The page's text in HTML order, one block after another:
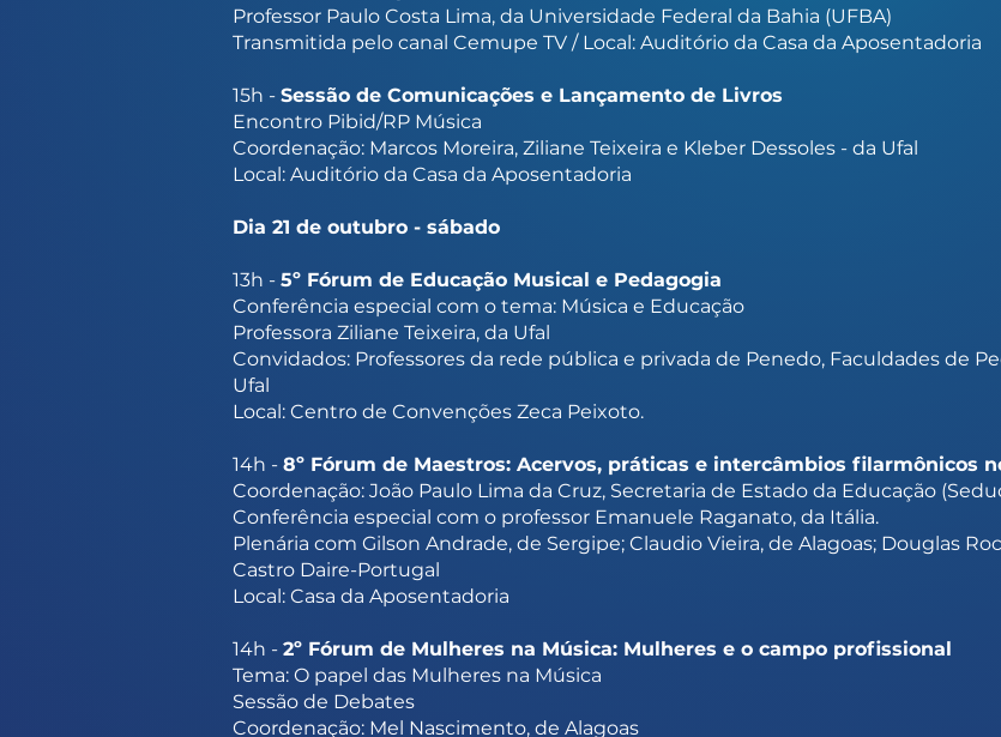
Professor Paulo Costa Lima, da Universidade Federal da Bahia (UFBA)
Transmitida pelo canal Cemupe TV / Local: Auditório da Casa da Aposentadoria
15h - Sessão de Comunicações e Lançamento de Livros
Encontro Pibid/RP Música
Coordenação: Marcos Moreira, Ziliane Teixeira e Kleber Dessoles - da Ufal
Local: Auditório da Casa da Aposentadoria
Dia 21 de outubro - sábado
13h - 5º Fórum de Educação Musical e Pedagogia
Conferência especial com o tema: Música e Educação
Professora Ziliane Teixeira, da Ufal
Convidados: Professores da rede pública e privada de Penedo, Faculdades de
Ufal
Local: Centro de Convenções Zeca Peixoto.
14h - 8º Fórum de Maestros: Acervos, práticas e intercâmbios filarmônicos
Coordenação: João Paulo Lima da Cruz, Secretaria de Estado da Educação
Conferência especial com o professor Emanuele Raganato, da Itália.
Plenária com Gilson Andrade, de Sergipe; Claudio Vieira, de Alagoas; Douglas
Castro Daire-Portugal
Local: Casa da Aposentadoria
14h - 2º Fórum de Mulheres na Música: Mulheres e o campo profissional
Tema: O papel das Mulheres na Música
Sessão de Debates
Coordenação: Mel Nascimento, de Alagoas